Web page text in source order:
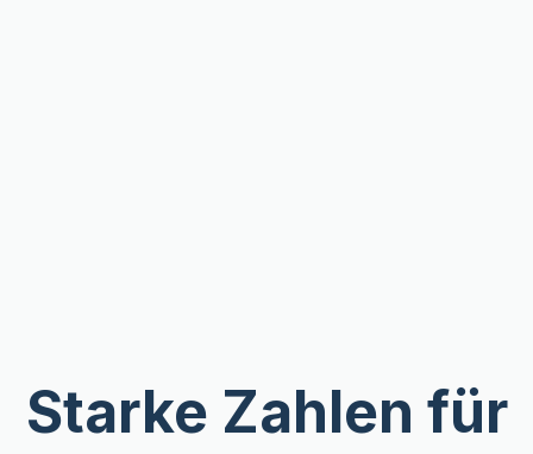
Starke Zahlen für